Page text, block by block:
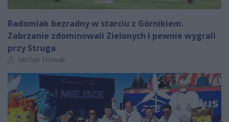
Radomiak bezradny w starciu z Górnikiem.
Zabrzanie zdominowali Zielonych i pewnie wygrali
przy Struga
Autor artykułu:
Michał Nowak